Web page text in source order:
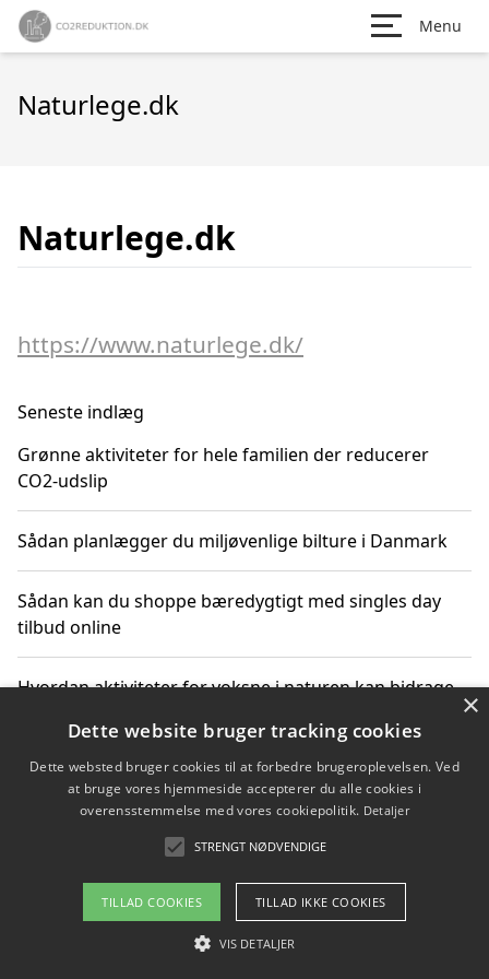
Menu
Naturlege.dk
Naturlege.dk
https://www.naturlege.dk/
Seneste indlæg
Grønne aktiviteter for hele familien der reducerer
CO2-udslip
Sådan planlægger du miljøvenlige bilture i Danmark
Sådan kan du shoppe bæredygtigt med singles day
tilbud online
Hvordan aktiviteter for voksne i naturen kan bidrage
Sådan planlægger du dine vigtige datoer for CO2-
reduktion
Copyright 2026 - Pilanto Aps
Om / kontakt
×
Dette website bruger tracking cookies
Dette websted bruger cookies til at forbedre brugeroplevelsen. Ved
at bruge vores hjemmeside accepterer du alle cookies i
overensstemmelse med vores cookiepolitik. Detaljer
STRENGT NØDVENDIGE
TILLAD COOKIES TILLAD IKKE COOKIES
VIS DETALJER